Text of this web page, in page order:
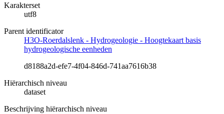
Karakterset
utf8
Parent identificator
H3O-Roerdalslenk - Hydrogeologie - Hoogtekaart basis
hydrogeologische eenheden
d8188a2d-efe7-4f04-846d-741aa7616b38
Hiërarchisch niveau
dataset
Beschrijving hiërarchisch niveau